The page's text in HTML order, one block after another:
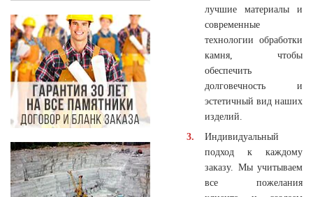
лучшие материалы и
современные
технологии обработки
камня, чтобы
обеспечить
долговечность и
эстетичный вид наших
изделий.
Индивидуальный
подход к каждому
заказу. Мы учитываем
все пожелания